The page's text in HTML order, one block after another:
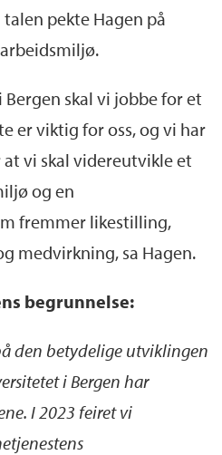
pekte Hagen på
skal vi jobbe for et
er viktig for oss, og vi har
vi skal videreutvikle et
og en
fremmer likestilling,
medvirkning, sa Hagen.
begrunnelse:
den betydelige utviklingen
i Bergen har
I 2023 feiret vi